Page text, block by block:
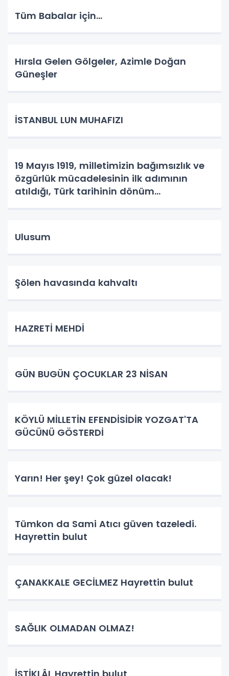
Tüm Babalar için...
Hırsla Gelen Gölgeler, Azimle Doğan
Güneşler
İSTANBUL LUN MUHAFIZI
19 Mayıs 1919, milletimizin bağımsızlık ve
özgürlük mücadelesinin ilk adımının
atıldığı, Türk tarihinin dönüm
Ulusum
Şölen havasında kahvaltı
HAZRETİ MEHDİ
GÜN BUGÜN ÇOCUKLAR 23 NİSAN
KÖYLÜ MİLLETİN EFENDİSİDİR YOZGAT'TA
GÜCÜNÜ GÖSTERDİ
Yarın! Her şey! Çok güzel olacak!
Tümkon da Sami Atıcı güven tazeledi.
Hayrettin bulut
ÇANAKKALE GECİLMEZ Hayrettin bulut
SAĞLIK OLMADAN OLMAZ!